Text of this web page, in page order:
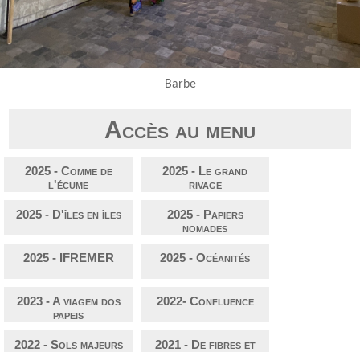
Barbe
Accès au menu
2025 - Comme de
l'écume
2025 - Le grand
rivage
2025 - D'îles en îles
2025 - Papiers
nomades
2025 - IFREMER 2025 - Océanités
2023 - A viagem dos
papeis
2022- Confluence
2022 - Sols majeurs
2021 - De fibres et